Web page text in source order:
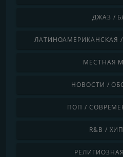
ДЖАЗ /
ЛАТИНОАМЕРИКАНСКАЯ
МЕСТНАЯ
НОВОСТИ /
ПОП /
R&B /